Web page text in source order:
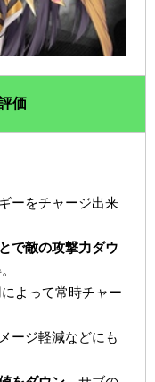
価
ーをチャージ出来
で敵の攻撃力ダウ
よって常時チャー
ージ軽減などにも